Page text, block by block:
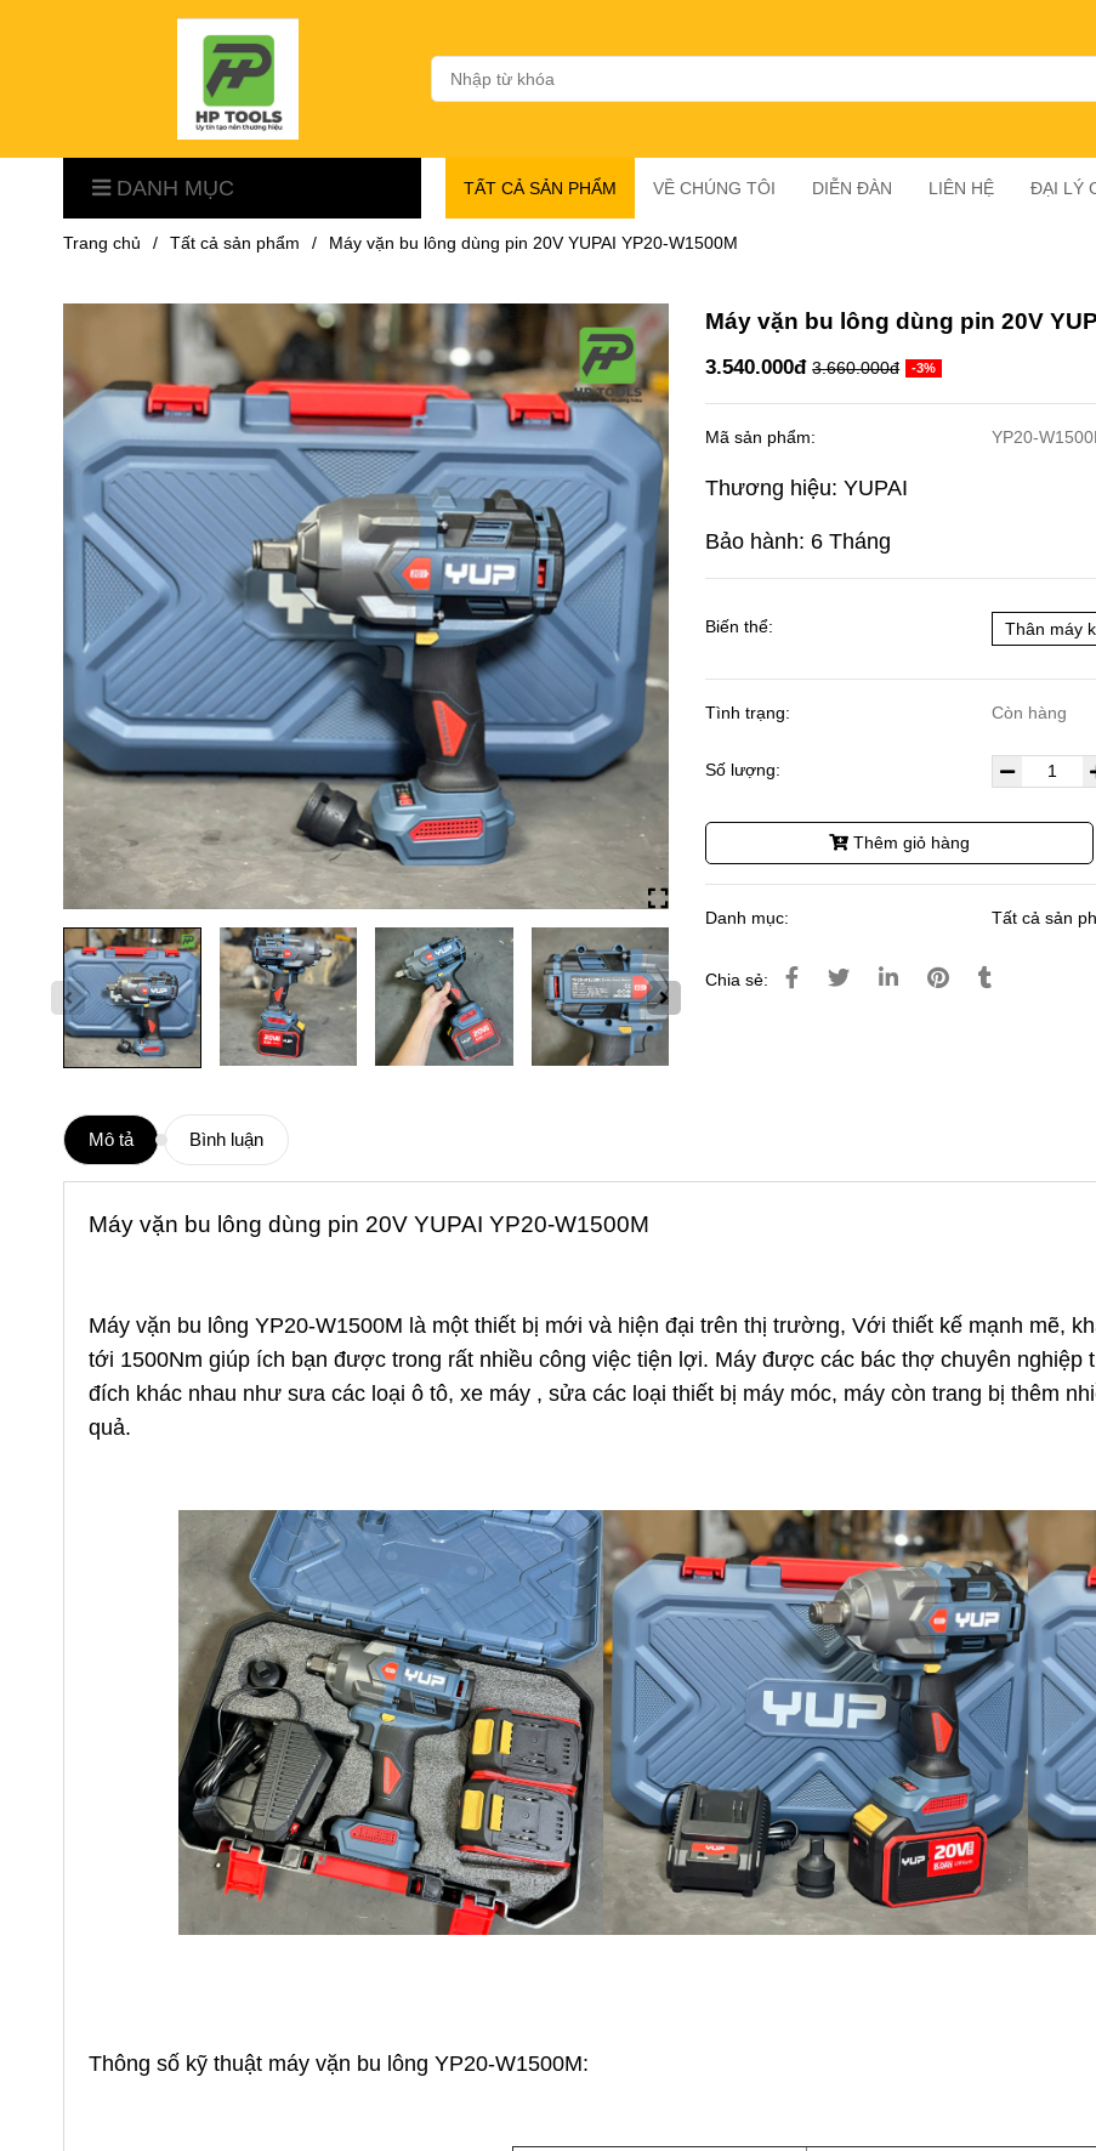
DANH MỤC TẤT CẢ SẢN PHẨM VỀ CHÚNG TÔI DIỄN ĐÀN LIÊN HỆ ĐẠI LÝ
Trang chủ / Tất cả sản phẩm / Máy vặn bu lông dùng pin 20V YUPAI YP20-W1500M
Máy vặn bu lông dùng pin 20V
3.540.000đ 3.660.000đ -3%
Mã sản phẩm: YP20-
Thương hiệu: YUPAI
Bảo hành: 6 Tháng
Biến thể: Thân máy
Tình trạng: Còn hàng
Số lượng:
Thêm giỏ hàng
Danh mục: Tất cả sản
Chia sẻ:
Mô tả Bình luận
Máy vặn bu lông dùng pin 20V YUPAI YP20-W1500M
Máy vặn bu lông YP20-W1500M là một thiết bị mới và hiện đại trên thị trường, Với thiết kế mạnh mẽ,
tới 1500Nm giúp ích bạn được trong rất nhiều công việc tiện lợi. Máy được các bác thợ chuyên
đích khác nhau như sưa các loại ô tô, xe máy , sửa các loại thiết bị máy móc, máy còn trang bị thêm
quả.
Thông số kỹ thuật máy vặn bu lông YP20-W1500M: